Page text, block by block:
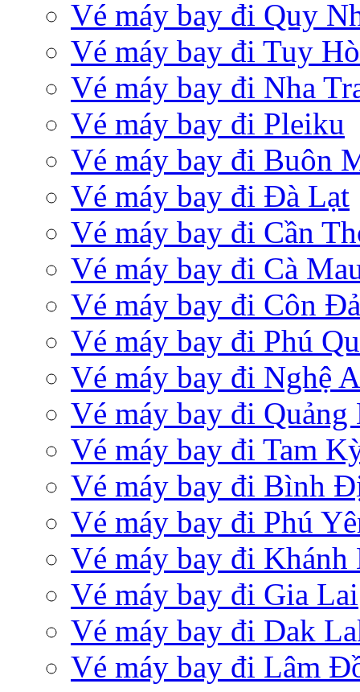
Vé máy bay đi Quy
Vé máy bay đi Tuy
Vé máy bay đi Nha
Vé máy bay đi Pleiku
Vé máy bay đi Buôn
Vé máy bay đi Đà Lạt
Vé máy bay đi Cần
Vé máy bay đi Cà
Vé máy bay đi Côn
Vé máy bay đi Phú
Vé máy bay đi Nghệ
Vé máy bay đi Quảng
Vé máy bay đi Tam
Vé máy bay đi Bình
Vé máy bay đi Phú
Vé máy bay đi Khánh
Vé máy bay đi Gia Lai
Vé máy bay đi Dak
Vé máy bay đi Lâm